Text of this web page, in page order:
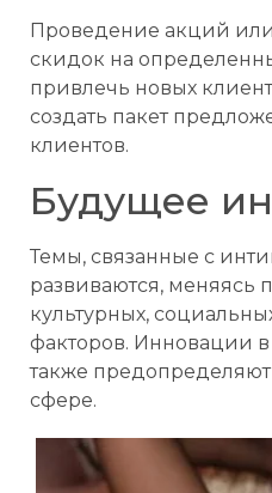
Проведение акций
скидок на
привлечь новых
создать пакет
клиентов.
Будущее
Темы, связанные с
развиваются, меняясь
культурных,
факторов. Инновации в
также
сфере.